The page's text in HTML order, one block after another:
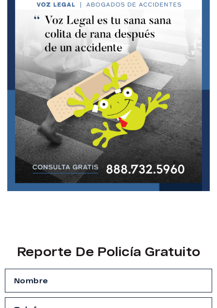
Reporte De Policía Gratuito